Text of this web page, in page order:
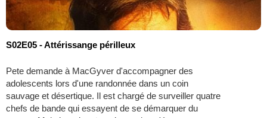
S02E05 - Attérissange périlleux
Pete demande à MacGyver d'accompagner des
adolescents lors d'une randonnée dans un coin
sauvage et désertique. Il est chargé de surveiller quatre
chefs de bande qui essayent de se démarquer du